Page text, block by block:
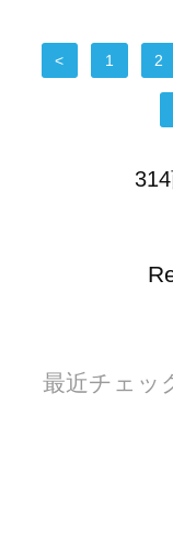
< 1 2
最近チェッ